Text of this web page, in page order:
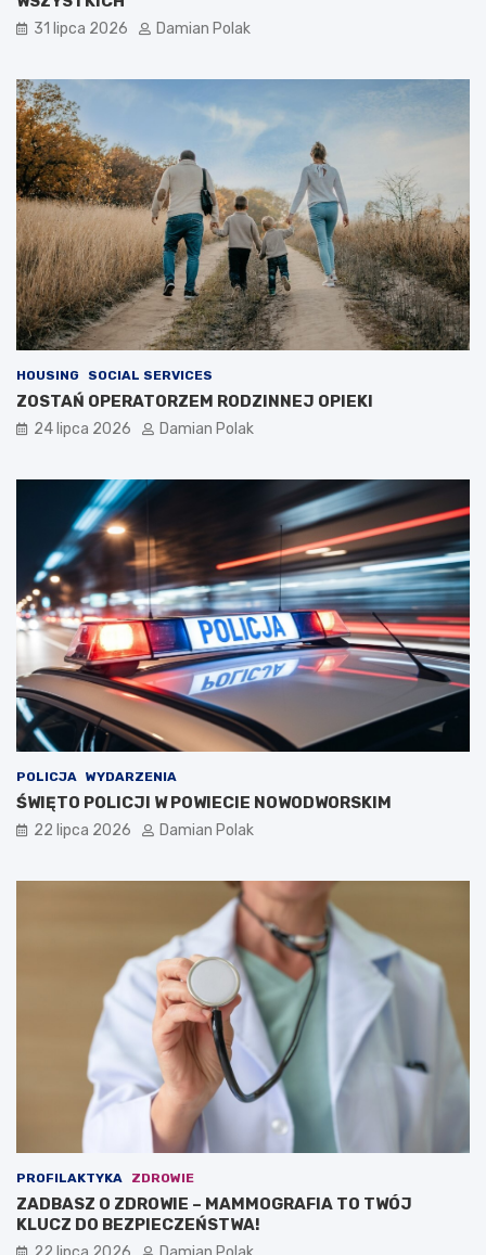
31 lipca 2026 Damian Polak
HOUSING SOCIAL SERVICES
ZOSTAŃ OPERATORZEM RODZINNEJ OPIEKI
24 lipca 2026 Damian Polak
POLICJA WYDARZENIA
ŚWIĘTO POLICJI W POWIECIE NOWODWORSKIM
22 lipca 2026 Damian Polak
PROFILAKTYKA ZDROWIE
ZADBASZ O ZDROWIE – MAMMOGRAFIA TO TWÓJ
KLUCZ DO BEZPIECZEŃSTWA!